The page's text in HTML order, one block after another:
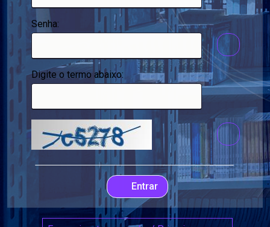
Senha:
Digite o termo abaixo:
Entrar